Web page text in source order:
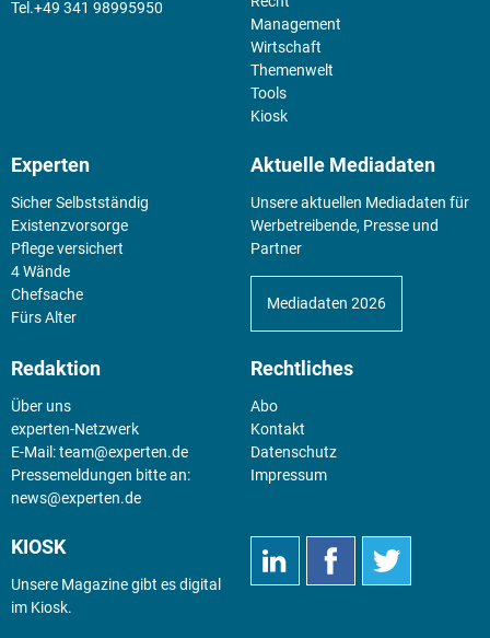
+49 341 98995950
Management
Wirtschaft
Themenwelt
Tools
Kiosk
Experten
Sicher Selbstständig
Existenz­vorsorge
Pflege versichert
4 Wände
Chefsache
Fürs Alter
Aktuelle Mediadaten
Unsere aktuellen Mediadaten für
Werbetreibende, Presse und
Partner
Mediadaten 2026
Redaktion
Über uns
experten-Netzwerk
E-Mail:team@experten.de
Pressemeldungen bitte an:
news@experten.de
Rechtliches
Abo
Kontakt
Datenschutz
Impressum
KIOSK
Unsere Magazine gibt es digital
im Kiosk.